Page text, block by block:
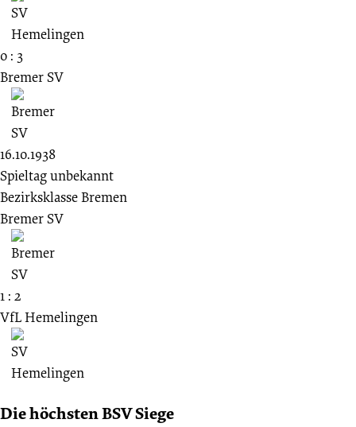
0 : 3
Bremer SV
16.10.1938
Spieltag unbekannt
Bezirksklasse Bremen
Bremer SV
1 : 2
VfL Hemelingen
Die höchsten BSV Siege